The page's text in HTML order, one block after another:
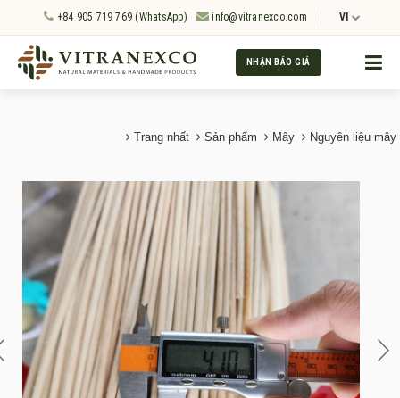
+84 905 719 769 (WhatsApp) info@vitranexco.com VI
NHẬN BÁO GIÁ
Trang nhất Sản phẩm Mây Nguyên liệu mây